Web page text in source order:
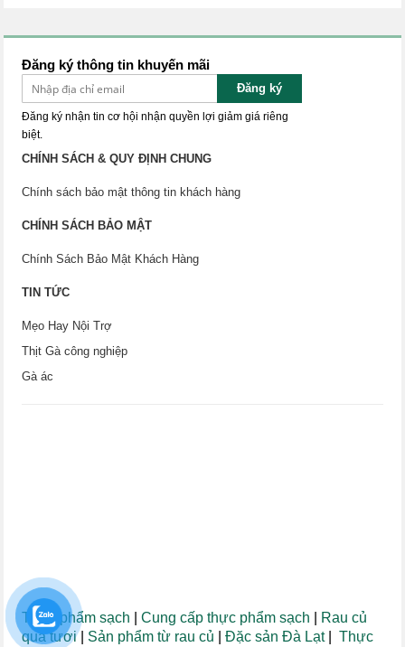
Đăng ký thông tin khuyến mãi
Đăng ký
Đăng ký nhận tin cơ hội nhận quyền lợi giảm giá riêng
biệt.
CHÍNH SÁCH & QUY ĐỊNH CHUNG
Chính sách bảo mật thông tin khách hàng
CHÍNH SÁCH BẢO MẬT
Chính Sách Bảo Mật Khách Hàng
TIN TỨC
Mẹo Hay Nội Trợ
Thịt Gà công nghiệp
Gà ác
Thực phẩm sạch |Cung cấp thực phẩm sạch
Rau củ
quả tươi| Sản phẩm từ rau củ |Đặc sản Đà Lạt|Thực